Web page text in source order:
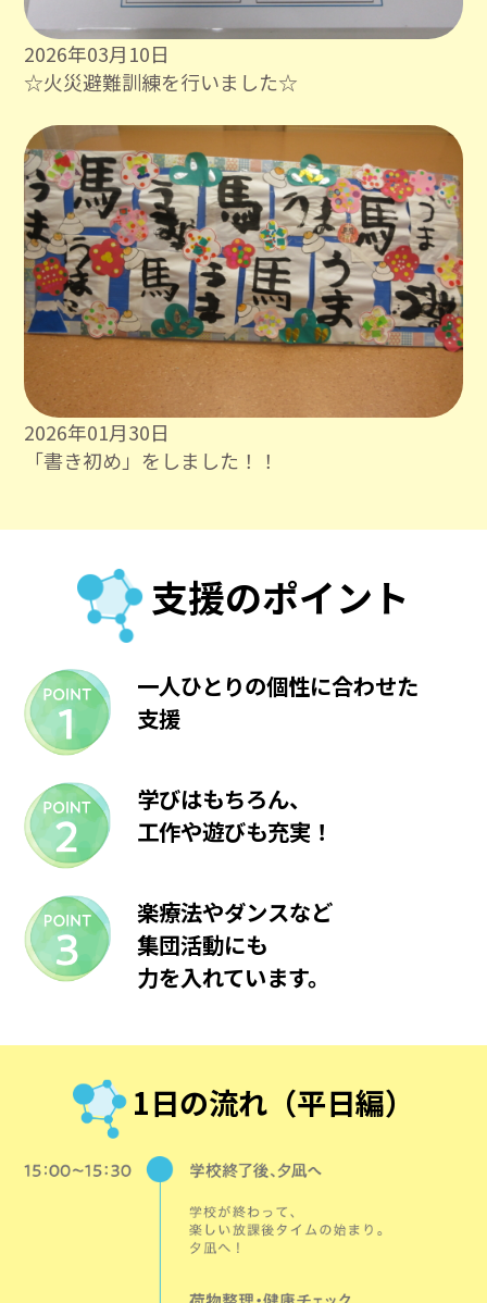
2026年03月10日
☆火災避難訓練を行いました☆
2026年01月30日
「書き初め」をしました！！
支援のポイント
一人ひとりの個性に合わせた
支援
学びはもちろん、
工作や遊びも充実！
楽療法やダンスなど
集団活動にも
力を入れています。
1日の流れ（平日編）